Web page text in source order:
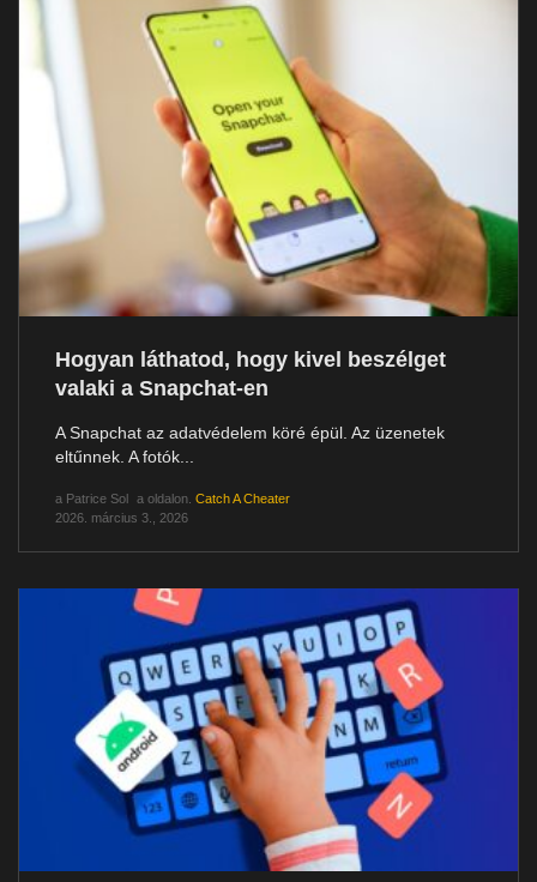
Hogyan láthatod, hogy kivel beszélget
valaki a Snapchat-en
A Snapchat az adatvédelem köré épül. Az üzenetek
eltűnnek. A fotók...
a Patrice Sol a oldalon. Catch A Cheater
2026. március 3., 2026